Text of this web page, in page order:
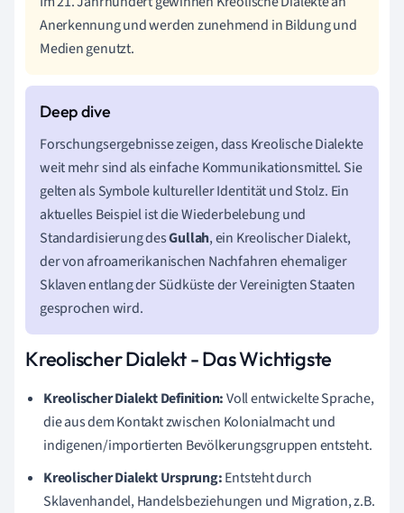
Anerkennung und werden zunehmend in Bildung und
Medien genutzt.
Forschungsergebnisse zeigen, dass Kreolische Dialekte
weit mehr sind als einfache Kommunikationsmittel. Sie
gelten als Symbole kultureller Identität und Stolz. Ein
aktuelles Beispiel ist die Wiederbelebung und
Standardisierung desGullah, ein Kreolischer Dialekt,
der von afroamerikanischen Nachfahren ehemaliger
Sklaven entlang der Südküste der Vereinigten Staaten
gesprochen wird.
Kreolischer Dialekt - Das Wichtigste
Kreolischer Dialekt Definition:Voll entwickelte Sprache,
die aus dem Kontakt zwischen Kolonialmacht und
indigenen/importierten Bevölkerungsgruppen entsteht.
Kreolischer Dialekt Ursprung:Entsteht durch
Sklavenhandel, Handelsbeziehungen und Migration, z.B.